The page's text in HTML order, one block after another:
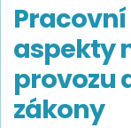
Pracovní
aspekty
provozu
zákony